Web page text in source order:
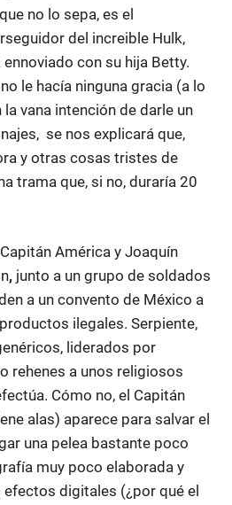
no lo sepa, es el
del increible Hulk,
con su hija Betty.
le hacía ninguna gracia (a lo
vana intención de darle un
se nos explicará que,
y otras cosas tristes de
trama que, si no, duraría 20
América y Joaquín
, junto a un grupo de soldados
a un convento de México a
ilegales. Serpiente,
liderados por
rehenes a unos religiosos
Cómo no, el Capitán
alas) aparece para salvar el
una pelea bastante poco
muy poco elaborada y
digitales (¿por qué el